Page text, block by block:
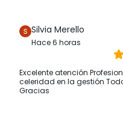
Silvia Merello
Hace 6 horas
Excelente atención
celeridad en la gestión
Gracias